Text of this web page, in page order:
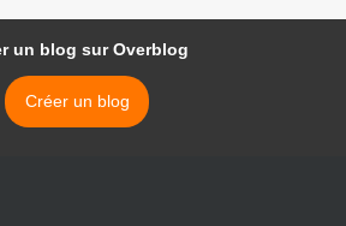
un blog sur Overblog
Créer un blog